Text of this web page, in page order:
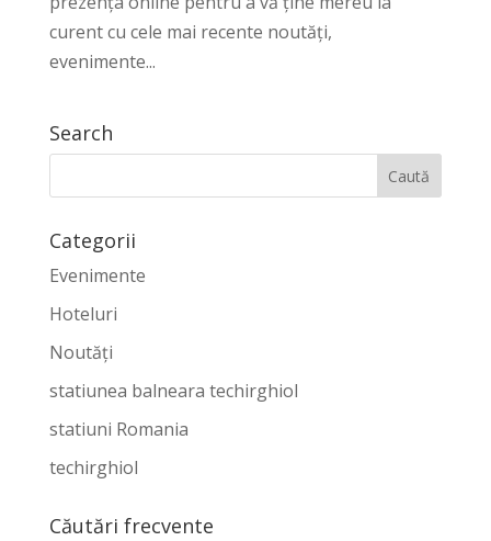
curent cu cele mai recente noutăți,
evenimente...
Search
Categorii
Evenimente
Hoteluri
Noutăți
statiunea balneara techirghiol
statiuni Romania
techirghiol
Căutări frecvente